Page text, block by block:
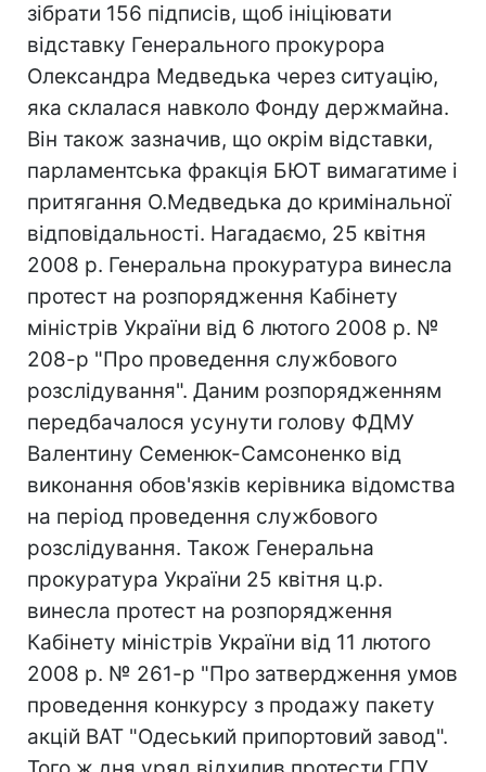
зібрати 156 підписів, щоб ініціювати
відставку Генерального прокурора
Олександра Медведька через ситуацію,
яка склалася навколо Фонду держмайна.
Він також зазначив, що окрім відставки,
парламентська фракція БЮТ вимагатиме і
притягання О.Медведька до кримінальної
відповідальності. Нагадаємо, 25 квітня
2008 р. Генеральна прокуратура винесла
протест на розпорядження Кабінету
міністрів України від 6 лютого 2008 р. №
208-р "Про проведення службового
розслідування". Даним розпорядженням
передбачалося усунути голову ФДМУ
Валентину Семенюк-Самсоненко від
виконання обов'язків керівника відомства
на період проведення службового
розслідування. Також Генеральна
прокуратура України 25 квітня ц.р.
винесла протест на розпорядження
Кабінету міністрів України від 11 лютого
2008 р. № 261-р "Про затвердження умов
проведення конкурсу з продажу пакету
акцій ВАТ "Одеський припортовий завод".